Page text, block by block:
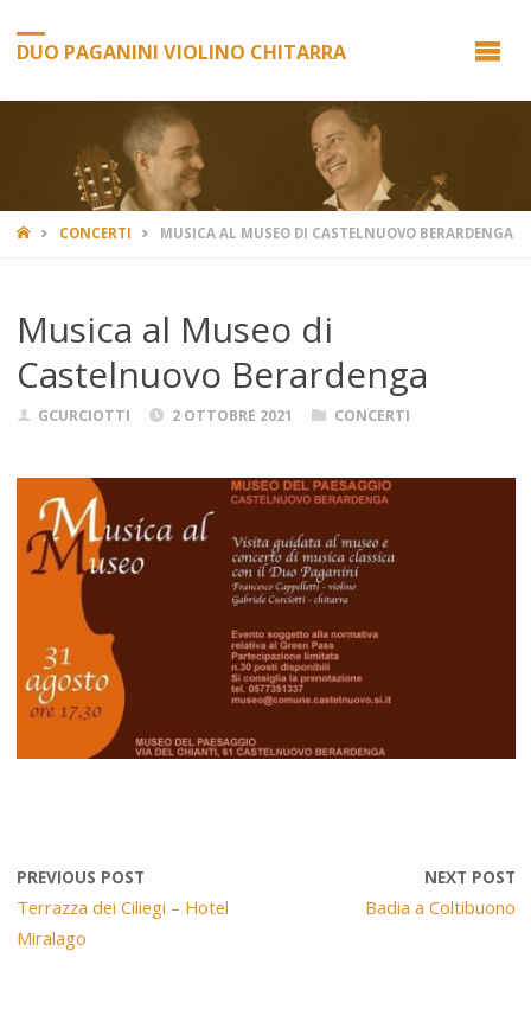
DUO PAGANINI VIOLINO CHITARRA
HOMECONCERTI MUSICA AL MUSEO DI CASTELNUOVO BERARDENGA
Musica al Museo di
Castelnuovo Berardenga
GCURCIOTTI 2 OTTOBRE 2021 CONCERTI
PREVIOUS POST
Terrazza dei Ciliegi – Hotel
Miralago
NEXT POST
Badia a Coltibuono